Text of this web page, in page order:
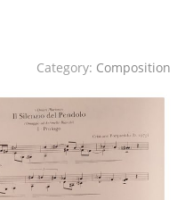
Category: Composition